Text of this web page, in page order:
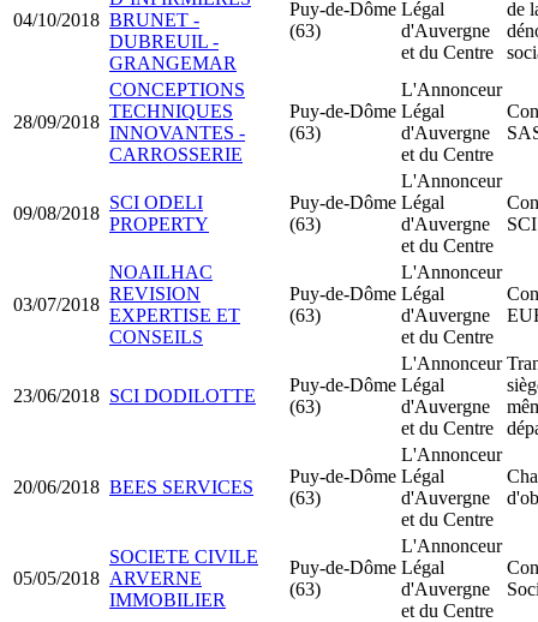
04/10/2018 BRUNET -
DUBREUIL -
GRANGEMAR
Puy-de-Dôme
(63)
Légal
d'Auvergne
et du Centre
de
28/09/2018
CONCEPTIONS
TECHNIQUES
INNOVANTES -
CARROSSERIE
Puy-de-Dôme
(63)
L'Annonceur
Légal
d'Auvergne
et du Centre
09/08/2018
SCI ODELI
PROPERTY
Puy-de-Dôme
(63)
L'Annonceur
Légal
d'Auvergne
et du Centre
SCI
03/07/2018
NOAILHAC
REVISION
EXPERTISE ET
CONSEILS
Puy-de-Dôme
(63)
L'Annonceur
Légal
d'Auvergne
et du Centre
23/06/2018 SCI DODILOTTE
Puy-de-Dôme
(63)
L'Annonceur
Légal
d'Auvergne
et du Centre
20/06/2018 BEES SERVICES
Puy-de-Dôme
(63)
L'Annonceur
Légal
d'Auvergne
et du Centre
05/05/2018
SOCIETE CIVILE
ARVERNE
IMMOBILIER
Puy-de-Dôme
(63)
L'Annonceur
Légal
d'Auvergne
et du Centre